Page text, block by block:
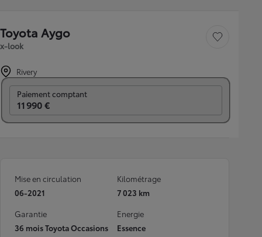
Toyota Aygo
x-look
Sauvegarder le
Rivery
Paiement comptant
11 990 €
Mise en circulation
06-2021
Kilométrage
7 023 km
Garantie
36 mois Toyota Occasions
Energie
Essence